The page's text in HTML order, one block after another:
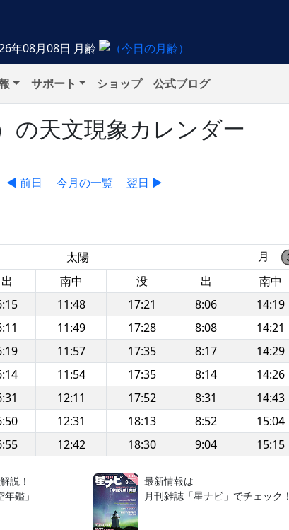
年08月08日 月齢
サポート ショップ 公式ブログ
の天文現象カレンダー
◀ 前日 今月の一覧 翌日 ▶
太陽
月
出 南中 没 出 南中
11:48 17:21 8:06 14:19
11:49 17:28 8:08 14:21
11:57 17:35 8:17 14:29
11:54 17:35 8:14 14:26
12:11 17:52 8:31 14:43
12:31 18:13 8:52 15:04
12:42 18:30 9:04 15:15
説！
鑑」
最新情報は
月刊雑誌「星ナビ」でチェック！